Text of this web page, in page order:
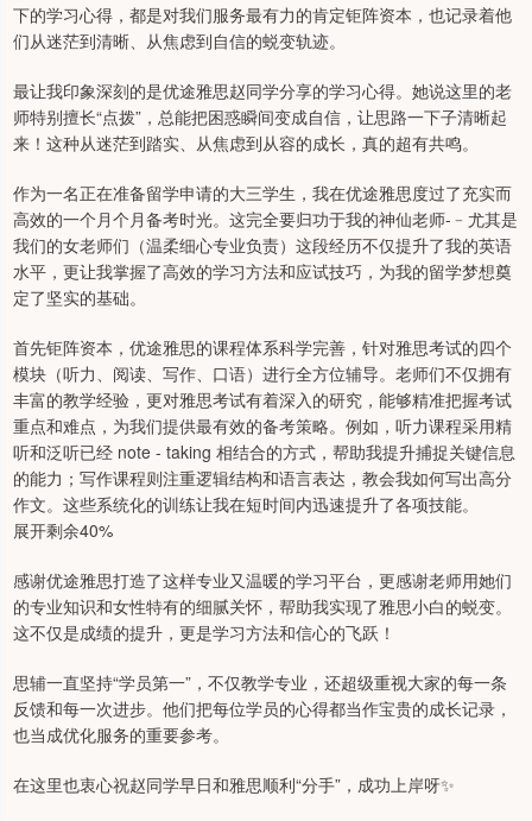
下的学习心得，都是对我们服务最有力的肯定钜阵资本，也记录着他
们从迷茫到清晰、从焦虑到自信的蜕变轨迹。
最让我印象深刻的是优途雅思赵同学分享的学习心得。她说这里的老
师特别擅长“点拨”，总能把困惑瞬间变成自信，让思路一下子清晰起
来！这种从迷茫到踏实、从焦虑到从容的成长，真的超有共鸣。
作为一名正在准备留学申请的大三学生，我在优途雅思度过了充实而
高效的一个月个月备考时光。这完全要归功于我的神仙老师-﹣尤其是
我们的女老师们（温柔细心专业负责）这段经历不仅提升了我的英语
水平，更让我掌握了高效的学习方法和应试技巧，为我的留学梦想奠
定了坚实的基础。
首先钜阵资本，优途雅思的课程体系科学完善，针对雅思考试的四个
模块（听力、阅读、写作、口语）进行全方位辅导。老师们不仅拥有
丰富的教学经验，更对雅思考试有着深入的研究，能够精准把握考试
重点和难点，为我们提供最有效的备考策略。例如，听力课程采用精
听和泛听已经 note - taking 相结合的方式，帮助我提升捕捉关键信息
的能力；写作课程则注重逻辑结构和语言表达，教会我如何写出高分
作文。这些系统化的训练让我在短时间内迅速提升了各项技能。
展开剩余40%
感谢优途雅思打造了这样专业又温暖的学习平台，更感谢老师用她们
的专业知识和女性特有的细腻关怀，帮助我实现了雅思小白的蜕变。
这不仅是成绩的提升，更是学习方法和信心的飞跃！
思辅一直坚持“学员第一”，不仅教学专业，还超级重视大家的每一条
反馈和每一次进步。他们把每位学员的心得都当作宝贵的成长记录，
也当成优化服务的重要参考。
在这里也衷心祝赵同学早日和雅思顺利“分手”，成功上岸呀✨